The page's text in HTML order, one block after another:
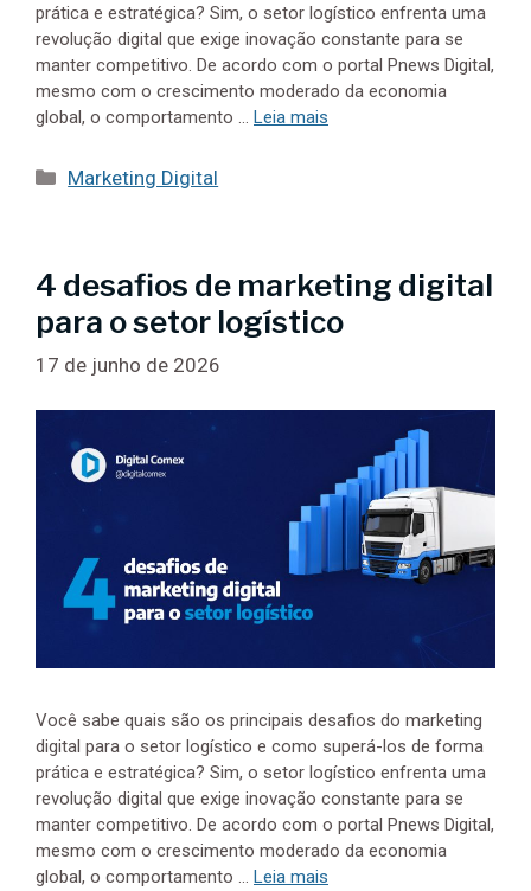
prática e estratégica? Sim, o setor logístico enfrenta uma
revolução digital que exige inovação constante para se
manter competitivo. De acordo com o portal Pnews Digital,
mesmo com o crescimento moderado da economia
global, o comportamento … Leia mais
Categorias
Marketing Digital
4 desafios de marketing digital
para o setor logístico
17 de junho de 2026
Você sabe quais são os principais desafios do marketing
digital para o setor logístico e como superá-los de forma
prática e estratégica? Sim, o setor logístico enfrenta uma
revolução digital que exige inovação constante para se
manter competitivo. De acordo com o portal Pnews Digital,
mesmo com o crescimento moderado da economia
global, o comportamento … Leia mais